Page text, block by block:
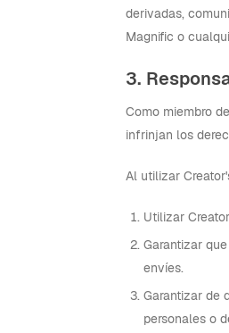
derivadas,
Magnific o
3.
Como miembro
infrinjan los
Al utilizar
Utilizar
Garantizar
envíes.
Garantizar de
personales o